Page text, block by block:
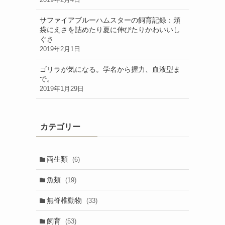
サファイアブルーハムスターの飼育記録：頬
袋にえさを詰めたり夏に伸びたりかわいいし
ぐさ
2019年2月1日
ゴリラが気になる。学名から握力、血液型ま
で。
2019年1月29日
カテゴリー
両生類 (6)
魚類 (19)
無脊椎動物 (33)
飼育 (53)